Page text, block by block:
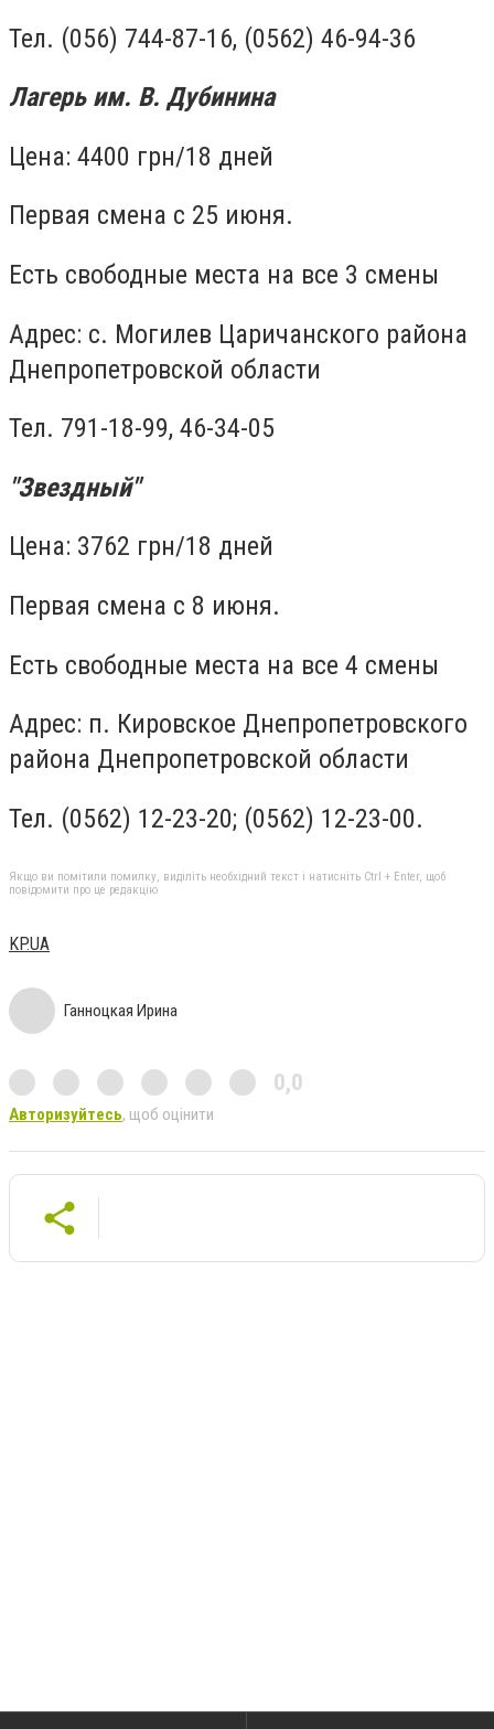
Тел. (056) 744-87-16, (0562) 46-94-36
Лагерь им. В. Дубинина
Цена: 4400 грн/18 дней
Первая смена с 25 июня.
Есть свободные места на все 3 смены
Адрес: с. Могилев Царичанского района
Днепропетровской области
Тел. 791-18-99, 46-34-05
"Звездный"
Цена: 3762 грн/18 дней
Первая смена с 8 июня.
Есть свободные места на все 4 смены
Адрес: п. Кировское Днепропетровского
района Днепропетровской области
Тел. (0562) 12-23-20; (0562) 12-23-00.
Якщо ви помітили помилку, виділіть необхідний текст і натисніть Ctrl + Enter, щоб
повідомити про це редакцію
KP.UA
Ганноцкая Ирина
0,0
Авторизуйтесь, щоб оцінити